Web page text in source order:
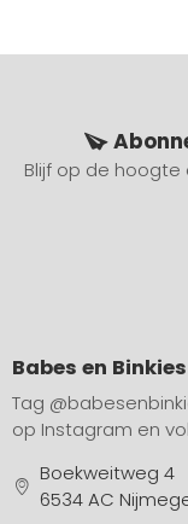
Blijf op de
Babes en Binkies
Tag
op Instagram en
Boekweitweg 4
6534 AC